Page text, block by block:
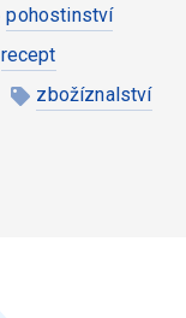
pohostinství
recept
zbožíznalství